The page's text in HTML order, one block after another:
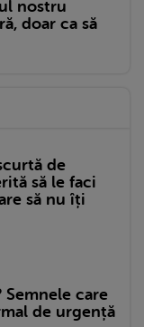
nostru
doar ca să
de
să le faci
să nu îți
Semnele care
de urgență